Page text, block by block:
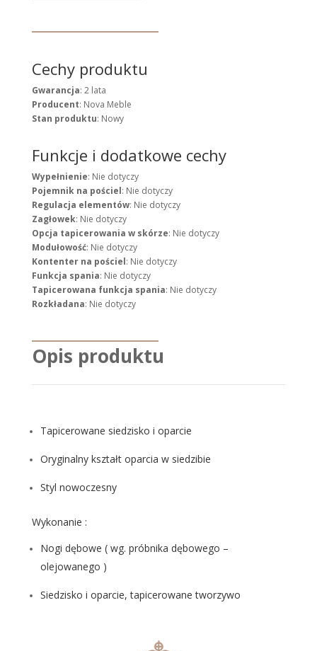
Cechy produktu
Gwarancja: 2 lata
Producent: Nova Meble
Stan produktu: Nowy
Funkcje i dodatkowe cechy
Wypełnienie: Nie dotyczy
Pojemnik na pościel: Nie dotyczy
Regulacja elementów: Nie dotyczy
Zagłowek: Nie dotyczy
Opcja tapicerowania w skórze: Nie dotyczy
Modułowość: Nie dotyczy
Kontenter na pościel: Nie dotyczy
Funkcja spania: Nie dotyczy
Tapicerowana funkcja spania: Nie dotyczy
Rozkładana: Nie dotyczy
Opis produktu
Tapicerowane siedzisko i oparcie
Oryginalny kształt oparcia w siedzibie
Styl nowoczesny
Wykonanie :
Nogi dębowe ( wg. próbnika dębowego –
olejowanego )
Siedzisko i oparcie, tapicerowane tworzywo